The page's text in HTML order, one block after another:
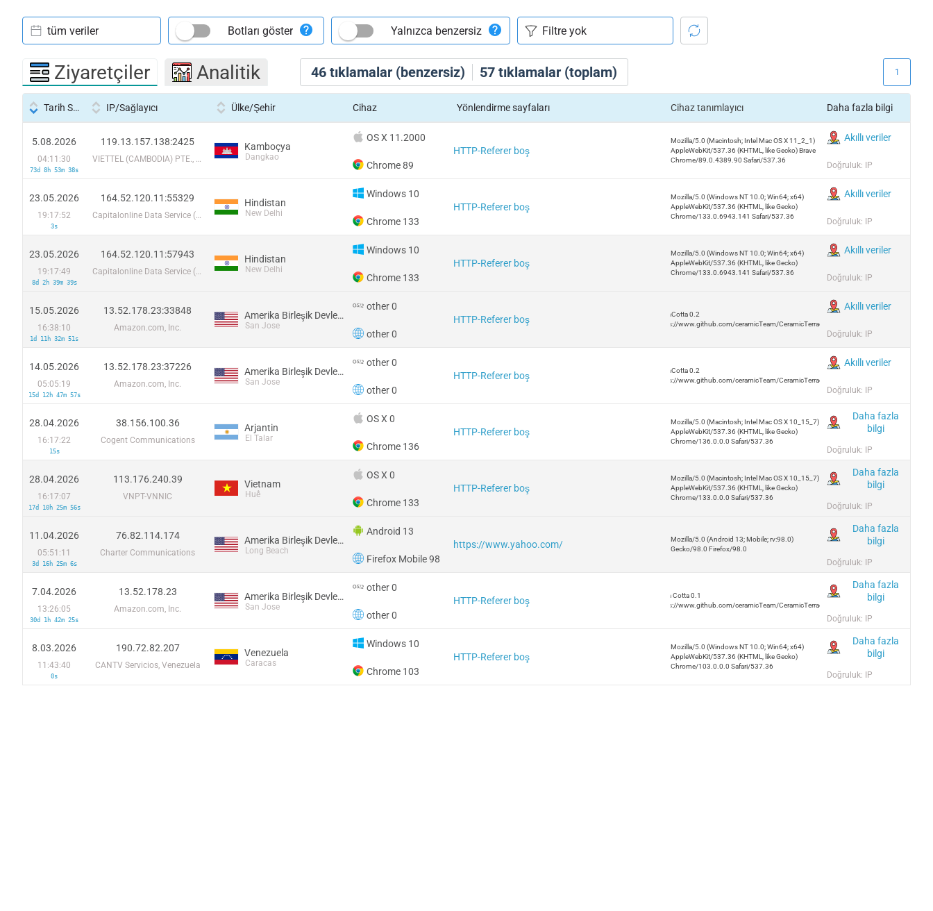
46 tıklamalar (benzersiz) 57 tıklamalar (toplam)
tüm veriler Botları göster Yalnızca benzersiz
Ziyaretçiler Analitik 1
Tarih Saati IP/Sağlayıcı Ülke/Şehir Cihaz Yönlendirme sayfaları Cihaz tanımlayıcı Daha fazla bilgi
5.08.2026
04:11:30
73d 8h 53m 38s
119.13.157.138:2425
VIETTEL (CAMBODIA) PTE., LTD
Kamboçya
Dangkao
OS X 11.2000
Chrome 89
HTTP-Referer boş
Mozilla/5.0 (Macintosh; Intel Mac OS X 11_2_1)
AppleWebKit/537.36 (KHTML, like Gecko) Brave
Chrome/89.0.4389.90 Safari/537.36
Akıllı veriler
Doğruluk: IP
23.05.2026
19:17:52
3s
164.52.120.11:55329
Capitalonline Data Service (HK) Co
Hindistan
New Delhi
Windows 10
Chrome 133
HTTP-Referer boş
Mozilla/5.0 (Windows NT 10.0; Win64; x64)
AppleWebKit/537.36 (KHTML, like Gecko)
Chrome/133.0.6943.141 Safari/537.36
Akıllı veriler
Doğruluk: IP
23.05.2026
19:17:49
8d 2h 39m 39s
164.52.120.11:57943
Capitalonline Data Service (HK) Co
Hindistan
New Delhi
Windows 10
Chrome 133
HTTP-Referer boş
Mozilla/5.0 (Windows NT 10.0; Win64; x64)
AppleWebKit/537.36 (KHTML, like Gecko)
Chrome/133.0.6943.141 Safari/537.36
Akıllı veriler
Doğruluk: IP
15.05.2026
16:38:10
1d 11h 32m 51s
13.52.178.23:33848
Amazon.com, Inc.
Amerika Birleşik Devletleri
San Jose
other 0
other 0
HTTP-Referer boş
TerraCotta 0.2
https://www.github.com/ceramicTeam/CeramicTerracotta
Akıllı veriler
Doğruluk: IP
14.05.2026
05:05:19
15d 12h 47m 57s
13.52.178.23:37226
Amazon.com, Inc.
Amerika Birleşik Devletleri
San Jose
other 0
other 0
HTTP-Referer boş
TerraCotta 0.2
https://www.github.com/ceramicTeam/CeramicTerracotta
Akıllı veriler
Doğruluk: IP
28.04.2026
16:17:22
15s
38.156.100.36
Cogent Communications
Arjantin
El Talar
OS X 0
Chrome 136
HTTP-Referer boş
Mozilla/5.0 (Macintosh; Intel Mac OS X 10_15_7)
AppleWebKit/537.36 (KHTML, like Gecko)
Chrome/136.0.0.0 Safari/537.36
Daha fazla
bilgi
Doğruluk: IP
28.04.2026
16:17:07
17d 10h 25m 56s
113.176.240.39
VNPT-VNNIC
Vietnam
Huế
OS X 0
Chrome 133
HTTP-Referer boş
Mozilla/5.0 (Macintosh; Intel Mac OS X 10_15_7)
AppleWebKit/537.36 (KHTML, like Gecko)
Chrome/133.0.0.0 Safari/537.36
Daha fazla
bilgi
Doğruluk: IP
11.04.2026
05:51:11
3d 16h 25m 6s
76.82.114.174
Charter Communications
Amerika Birleşik Devletleri
Long Beach
Android 13
Firefox Mobile 98
https://www.yahoo.com/
Mozilla/5.0 (Android 13; Mobile; rv:98.0)
Gecko/98.0 Firefox/98.0
Daha fazla
bilgi
Doğruluk: IP
7.04.2026
13:26:05
30d 1h 42m 25s
13.52.178.23
Amazon.com, Inc.
Amerika Birleşik Devletleri
San Jose
other 0
other 0
HTTP-Referer boş
Terra Cotta 0.1
https://www.github.com/ceramicTeam/CeramicTerracotta
Daha fazla
bilgi
Doğruluk: IP
8.03.2026
11:43:40
0s
190.72.82.207
CANTV Servicios, Venezuela
Venezuela
Caracas
Windows 10
Chrome 103
HTTP-Referer boş
Mozilla/5.0 (Windows NT 10.0; Win64; x64)
AppleWebKit/537.36 (KHTML, like Gecko)
Chrome/103.0.0.0 Safari/537.36
Daha fazla
bilgi
Doğruluk: IP